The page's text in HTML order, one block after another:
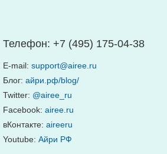
Телефон: +7 (495) 175-04-38
E-mail: support@airee.ru
Блог: айри.рф/blog/
Twitter: @airee_ru
Facebook: airee.ru
вКонтакте: aireeru
Youtube: Айри РФ